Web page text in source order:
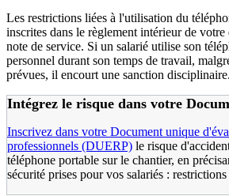
Les restrictions liées à l'utilisation du
inscrites dans le règlement intérieur de votre
note de service. Si un salarié utilise son
personnel durant son temps de travail,
prévues, il encourt une sanction disciplinaire.
Intégrez le risque dans votre
Inscrivez dans votre Document unique
professionnels (DUERP) le risque
téléphone portable sur le chantier, en
sécurité prises pour vos salariés :